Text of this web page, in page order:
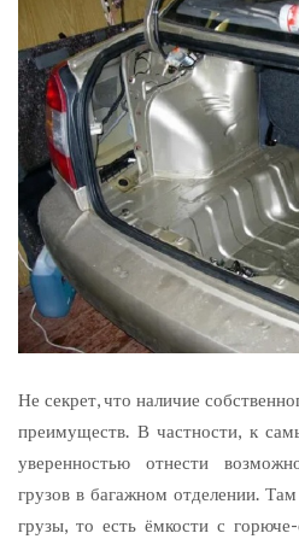
Не секрет, что наличие
преимуществ. В частности, к
уверенностью отнести
грузов в багажном отделении. Там
грузы, то есть ёмкости с